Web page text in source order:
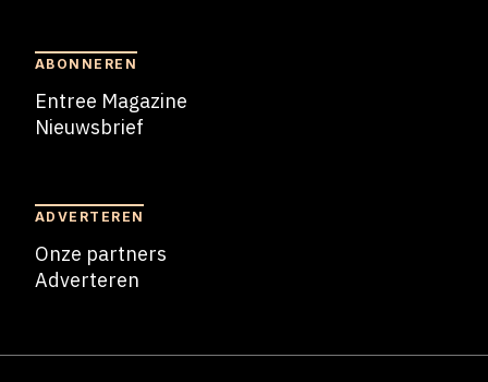
ABONNEREN
Entree Magazine
Nieuwsbrief
ADVERTEREN
Onze partners
Adverteren